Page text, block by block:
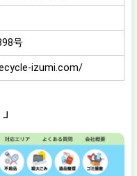
号
izumi.com/